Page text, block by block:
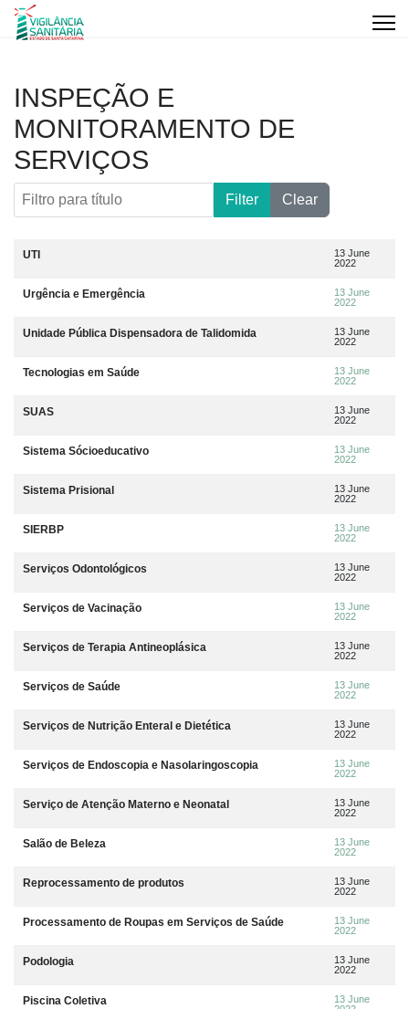
INSPEÇÃO E
MONITORAMENTO DE
SERVIÇOS
Filtro para título
Filter Clear
Title
UTI
13 June
2022
Urgência e Emergência
13 June
2022
Unidade Pública Dispensadora de Talidomida
13 June
2022
Tecnologias em Saúde
13 June
2022
SUAS
13 June
2022
Sistema Sócioeducativo
13 June
2022
Sistema Prisional
13 June
2022
SIERBP
13 June
2022
Serviços Odontológicos
13 June
2022
Serviços de Vacinação
13 June
2022
Serviços de Terapia Antineoplásica
13 June
2022
Serviços de Saúde
13 June
2022
Serviços de Nutrição Enteral e Dietética
13 June
2022
Serviços de Endoscopia e Nasolaringoscopia
13 June
2022
Serviço de Atenção Materno e Neonatal
13 June
2022
Salão de Beleza
13 June
2022
Reprocessamento de produtos
13 June
2022
Processamento de Roupas em Serviços de Saúde
13 June
2022
Podologia
13 June
2022
Piscina Coletiva
13 June